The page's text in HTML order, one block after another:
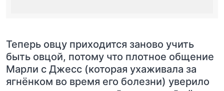
Теперь овцу приходится заново учить
быть овцой, потому что плотное общение
Марли с Джесс (которая ухаживала за
ягнёнком во время его болезни) уверило